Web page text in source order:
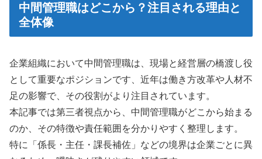
中間管理職はどこから？注目される理由と
全体像
企業組織において中間管理職は、現場と経営層の橋渡し役
として重要なポジションです、近年は働き方改革や人材不
足の影響で、その役割がより注目されています。
本記事では第三者視点から、中間管理職がどこから始まる
のか、その特徴や責任範囲を分かりやすく整理します。
特に「係長・主任・課長補佐」などの境界は企業ごとに異